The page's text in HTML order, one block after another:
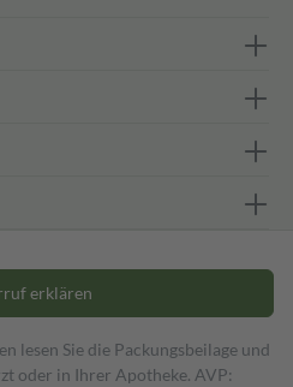
erklären
lesen Sie die Packungsbeilage und
oder in Ihrer Apotheke. AVP: